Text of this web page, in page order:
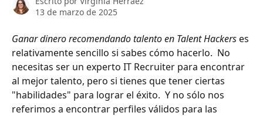
13 de marzo de 2025
Ganar dinero recomendando talento en Talent Hackers es
relativamente sencillo si sabes cómo hacerlo.  No
necesitas ser un experto IT Recruiter para encontrar
al mejor talento, pero si tienes que tener ciertas
"habilidades" para lograr el éxito.  Y no sólo nos
referimos a encontrar perfiles válidos para las